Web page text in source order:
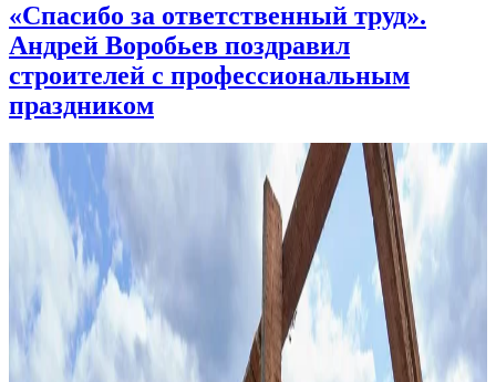
«Спасибо за ответственный труд».
Андрей Воробьев поздравил
строителей с профессиональным
праздником